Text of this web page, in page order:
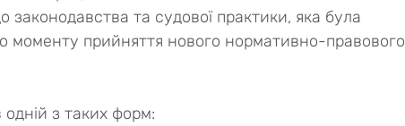
законодавства та судової практики, яка була
моменту прийняття нового нормативно-правового
одній з таких форм: